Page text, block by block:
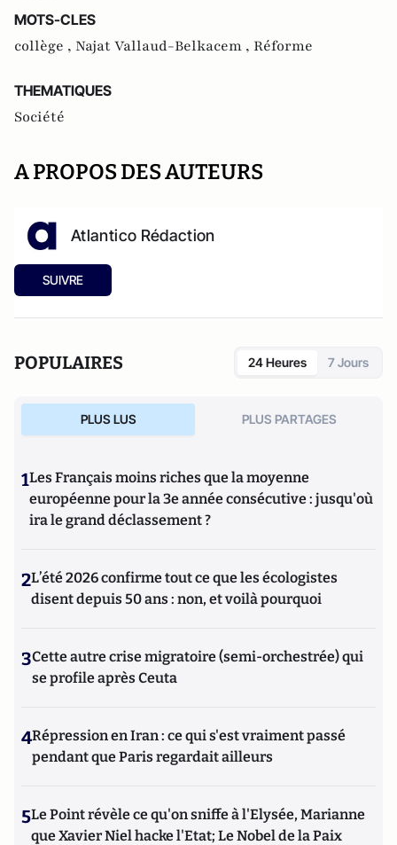
MOTS-CLES
collège , Najat Vallaud-Belkacem , Réforme
THEMATIQUES
Société
A PROPOS DES AUTEURS
Atlantico Rédaction
SUIVRE
POPULAIRES 24 Heures 7 Jours
PLUS LUS PLUS PARTAGES
1Les Français moins riches que la moyenne
européenne pour la 3e année consécutive : jusqu'où
ira le grand déclassement ?
2L’été 2026 confirme tout ce que les écologistes
disent depuis 50 ans : non, et voilà pourquoi
3Cette autre crise migratoire (semi-orchestrée) qui
se profile après Ceuta
4Répression en Iran : ce qui s'est vraiment passé
pendant que Paris regardait ailleurs
5Le Point révèle ce qu'on sniffe à l'Elysée, Marianne
que Xavier Niel hacke l'Etat; Le Nobel de la Paix